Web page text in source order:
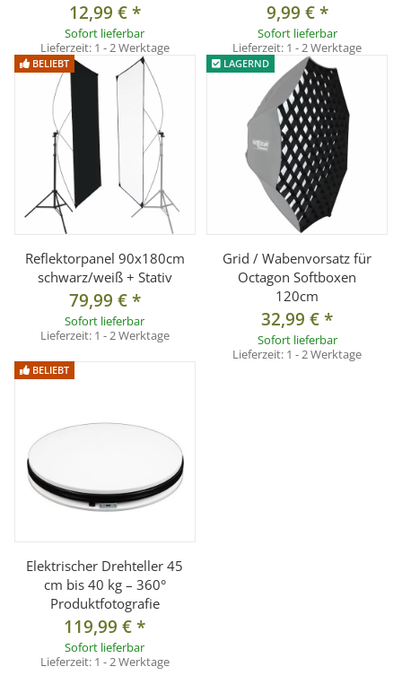
12,99 €*
Sofort lieferbar
Lieferzeit: 1 - 2 Werktage
9,99 €*
Sofort lieferbar
Lieferzeit: 1 - 2 Werktage
BELIEBT
Reflektorpanel 90x180cm
schwarz/weiß + Stativ
79,99 €*
Sofort lieferbar
Lieferzeit: 1 - 2 Werktage
LAGERND
Grid / Wabenvorsatz für
Octagon Softboxen
120cm
32,99 €*
Sofort lieferbar
Lieferzeit: 1 - 2 Werktage
BELIEBT
Elektrischer Drehteller 45
cm bis 40 kg – 360°
Produktfotografie
119,99 €*
Sofort lieferbar
Lieferzeit: 1 - 2 Werktage